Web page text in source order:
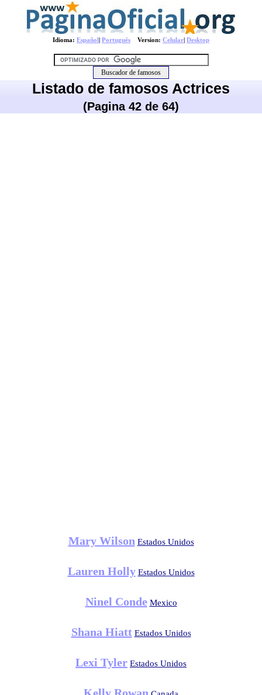
Idioma: Español| Português Version: Celular| Desktop
Listado de famosos Actrices
(Pagina 42 de 64)
Mary Wilson Estados Unidos
Lauren Holly Estados Unidos
Ninel Conde Mexico
Shana Hiatt Estados Unidos
Lexi Tyler Estados Unidos